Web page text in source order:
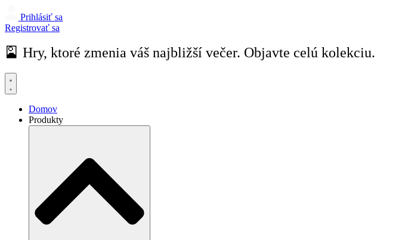
Prihlásiť sa
Registrovať sa
🎴 Hry, ktoré zmenia váš najbližší večer. Objavte celú kolekciu.
Domov
Produkty